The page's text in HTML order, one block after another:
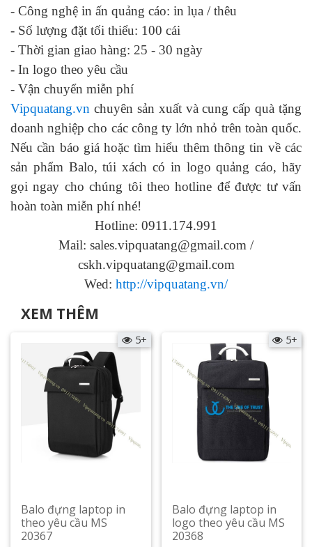
- Công nghệ in ấn quảng cáo: in lụa / thêu
- Số lượng đặt tối thiểu: 100 cái
- Thời gian giao hàng: 25 - 30 ngày
- In logo theo yêu cầu
- Vận chuyển miễn phí
Vipquatang.vn chuyên sản xuất và cung cấp quà tặng
doanh nghiệp cho các công ty lớn nhỏ trên toàn quốc.
Nếu cần báo giá hoặc tìm hiểu thêm thông tin về các
sản phẩm Balo, túi xách có in logo quảng cáo, hãy
gọi ngay cho chúng tôi theo hotline để được tư vấn
hoàn toàn miễn phí nhé!
Hotline: 0911.174.991
Mail: sales.vipquatang@gmail.com /
cskh.vipquatang@gmail.com
Wed: http://vipquatang.vn/
XEM THÊM
5+
Balo đựng laptop in
theo yêu cầu MS
20367
5+
Balo đựng laptop in
logo theo yêu cầu MS
20368